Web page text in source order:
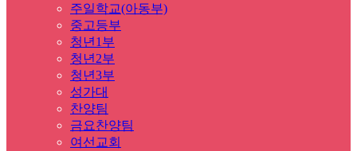
주일학교(아동부)
중고등부
청년1부
청년2부
청년3부
성가대
찬양팀
금요찬양팀
여선교회